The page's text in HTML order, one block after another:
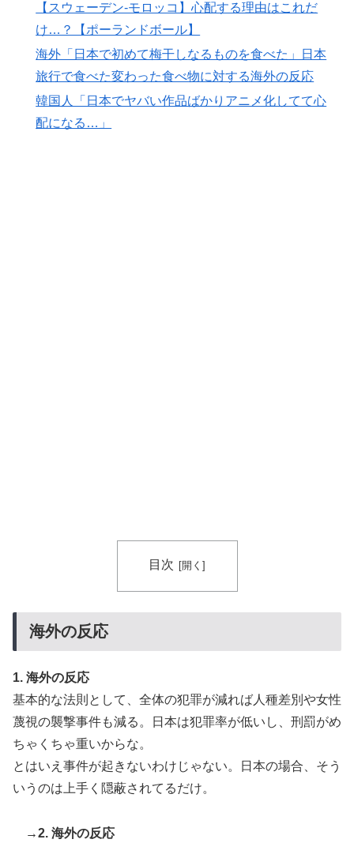
韓国人「熊本地震発生時の病院手術中に突然の大揺れが
凄まじい状況だ」
▶ ワイ「飯食う前にうんちしたろ！（ﾌﾞﾘｯw）」
▶
【MLB】村上宗隆とルイス・アラエスの指標が完全に真
逆 → 「予想通りの結果」「この2人は合体してくれ」
【スウェーデン-モロッコ】心配する理由はこれだ
け…？【ポーランドボール】
海外「日本で初めて梅干しなるものを食べた」日本
旅行で食べた変わった食べ物に対する海外の反応
韓国人「日本でヤバい作品ばかりアニメ化してて心
配になる…」
目次
海外の反応
1. 海外の反応
基本的な法則として、全体の犯罪が減れば人種差別や女性
蔑視の襲撃事件も減る。日本は犯罪率が低いし、刑罰がめ
ちゃくちゃ重いからな。
とはいえ事件が起きないわけじゃない。日本の場合、そう
いうのは上手く隠蔽されてるだけ。
→2. 海外の反応